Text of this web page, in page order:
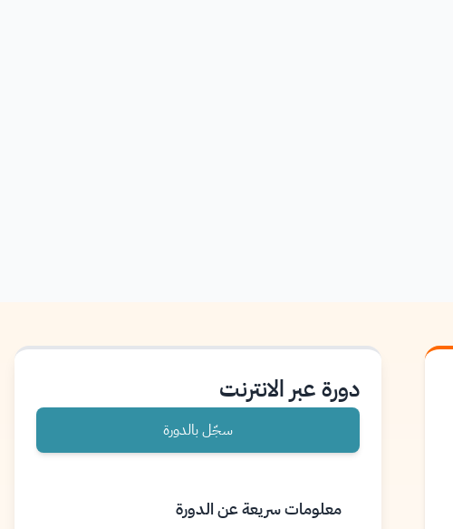
دورة عبر الانترنت
سجّل بالدورة
معلومات سريعة عن الدورة